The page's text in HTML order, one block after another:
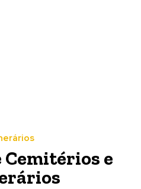
Cemitérios e